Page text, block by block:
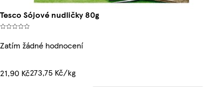
Tesco Sójové nudličky 80g
Zatím žádné hodnocení
21,90 Kč273,75 Kč/kg